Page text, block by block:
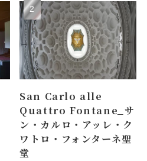
San Carlo alle
Quattro Fontane_サ
ン・カルロ・アッレ・ク
ワトロ・フォンターネ聖
堂